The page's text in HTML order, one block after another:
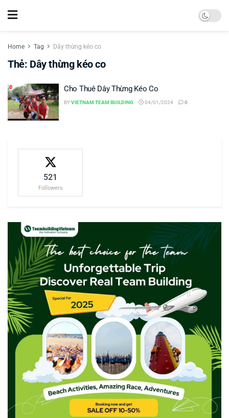
Home Tag Dây thừng kéo co
Thẻ: Dây thừng kéo co
Cho Thuê Dây Thừng Kéo Co
BYVIETNAM TEAM BUILDING 04/01/2024 0
521
Followers